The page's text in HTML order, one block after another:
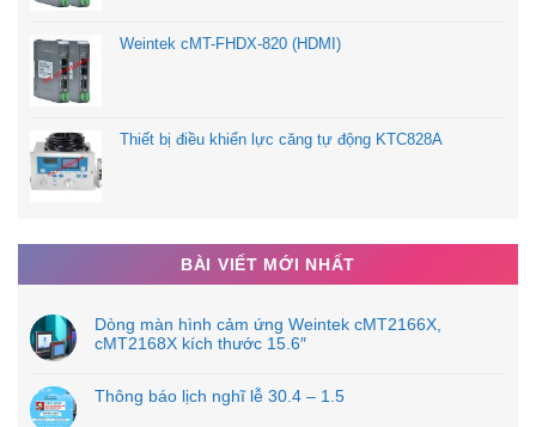
Weintek cMT-FHDX-820 (HDMI)
Thiết bị điều khiển lực căng tự động KTC828A
BÀI VIẾT MỚI NHẤT
Dòng màn hình cảm ứng Weintek cMT2166X,
cMT2168X kích thước 15.6″
Thông báo lịch nghĩ lễ 30.4 – 1.5